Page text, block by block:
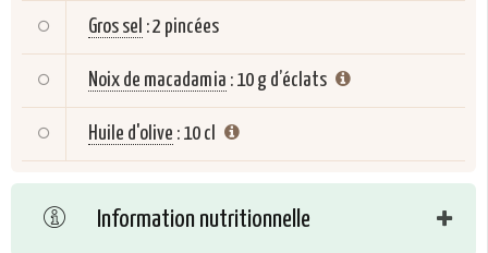
Gros sel :2 pincées
Noix de macadamia : 10 g d’éclats
Huile d'olive : 10 cl
Information nutritionnelle